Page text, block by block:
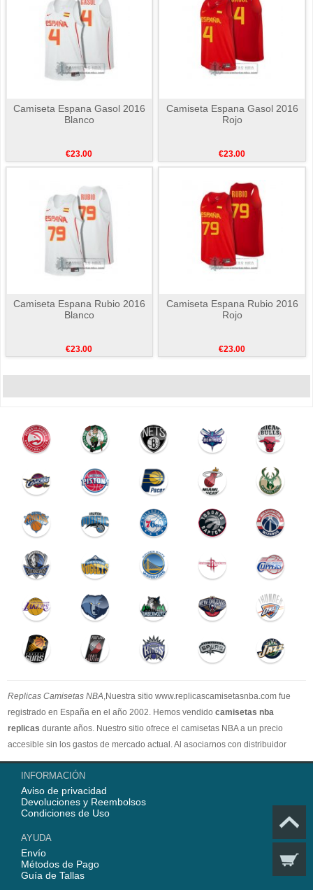
Camiseta Espana Gasol 2016
Blanco
€23.00
Camiseta Espana Gasol 2016
Rojo
€23.00
Camiseta Espana Rubio 2016
Blanco
€23.00
Camiseta Espana Rubio 2016
Rojo
€23.00
Replicas Camisetas NBA,Nuestra sitio www.replicascamisetasnba.com fue
registrado en España en el año 2002. Hemos vendido camisetas nba
replicas durante años. Nuestro sitio ofrece el camisetas NBA a un precio
accesible sin los gastos de mercado actual. Al asociarnos con distribuidor
oficial de camisetas NBA, garantizamos que todos nuestros artículos son
100% auténticos con embalaje original. Estamos dedicados a proporcionar la
mejor calidad camisetas nba a nuestros clientes ahora. En 2025,
www.replicascamisetasnba.com ofrecerá nuestro mejor servicio para que Ud.
INFORMACIÓN
Aviso de privacidad
Devoluciones y Reembolsos
Condiciones de Uso
AYUDA
Envío
Métodos de Pago
Guía de Tallas